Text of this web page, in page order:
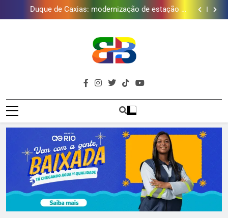
tratamento reforça abastecimento de água
Guanabara tem diversas opções de vinhos para
presentear o seu pai. Descubra como escolher o que
Gastro Samba reúne Nosso Sentimento e Gustavo
Golfe e fortalece projeto que atende 140 crianças
Duque de Caxias: modernização de estação de
tratamento reforça abastecimento de água
Guanabara tem diversas opções de vinhos para
presentear o seu pai. Descubra como escolher o que
mais combina com ele
Gastro Samba reúne Nosso Sentimento e Gustavo
Lins em Nova Iguaçu neste fim de semana
Brava
Baixada
Baixada Fluminense Em Destaque!